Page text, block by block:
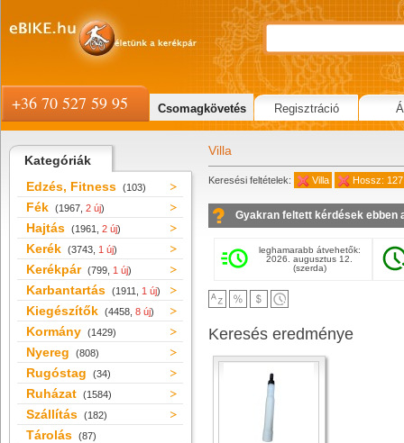
Kategóriák
Edzés, Fitness (103)
Fék (1967, 2 új)
Hajtás (1961, 2 új)
Kerék (3743, 1 új)
Kerékpár (799, 1 új)
Karbantartás (1911, 1 új)
Kiegészítők (4458, 8 új)
Kormány (1429)
Nyereg (808)
Rugóstag (34)
Ruházat (1584)
Szállítás (182)
Tárolás (87)
Villa
Keresési feltételek: Villa Hossz:
Gyakran feltett kérdések ebben
leghamarabb átvehetők:
2026. augusztus 12.
(szerda)
Keresés eredménye
+36 70 527 59 95 Csomagkövetés Regisztráció